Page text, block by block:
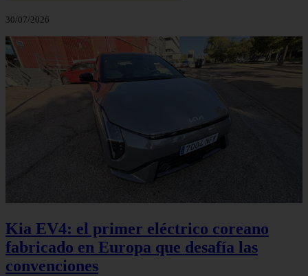
30/07/2026
Kia EV4: el primer eléctrico coreano
fabricado en Europa que desafía las
convenciones